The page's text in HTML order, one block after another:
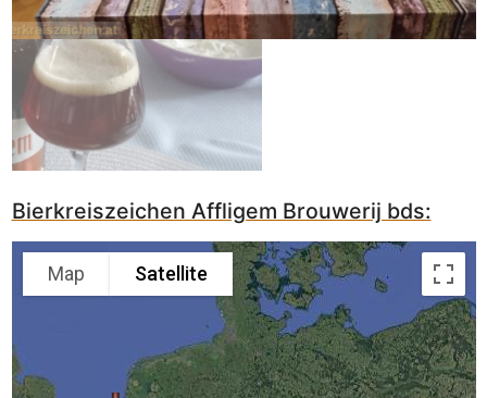
Bierkreiszeichen Affligem Brouwerij bds:
Map Satellite